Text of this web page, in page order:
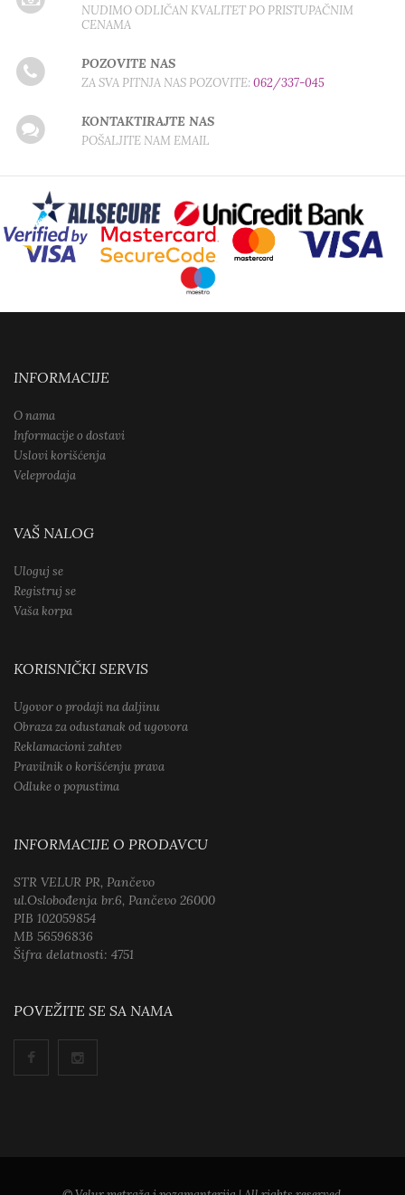
NUDIMO ODLIČAN KVALITET PO PRISTUPAČNIM
CENAMA
POZOVITE NAS
ZA SVA PITNJA NAS POZOVITE:062/337-045
KONTAKTIRAJTE NAS
POŠALJITE NAM EMAIL
INFORMACIJE
O nama
Informacije o dostavi
Uslovi korišćenja
Veleprodaja
VAŠ NALOG
Uloguj se
Registruj se
Vaša korpa
KORISNIČKI SERVIS
Ugovor o prodaji na daljinu
Obraza za odustanak od ugovora
Reklamacioni zahtev
Pravilnik o korišćenju prava
Odluke o popustima
INFORMACIJE O PRODAVCU
STR VELUR PR, Pančevo
ul.Oslobođenja br.6, Pančevo 26000
PIB 102059854
MB 56596836
Šifra delatnosti: 4751
POVEŽITE SE SA NAMA